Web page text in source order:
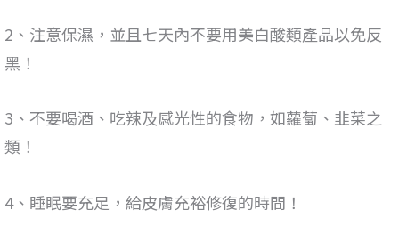
2、注意保濕，並且七天內不要用美白酸類產品以免反
黑！
3、不要喝酒、吃辣及感光性的食物，如蘿蔔、韭菜之
類！
4、睡眠要充足，給皮膚充裕修復的時間！